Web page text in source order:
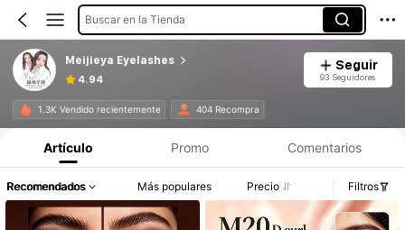
Buscar en la Tienda
Meijieya Eyelashes
4.94
Seguir
93 Seguidores
1.3K Vendido recientemente 404 Recompra
Artículo Promo Comentarios
Recomendados Más populares Precio Filtros